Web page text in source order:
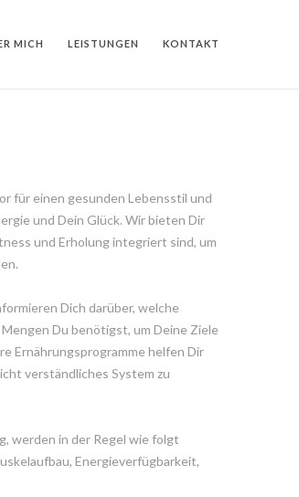
MICH LEISTUNGEN KONTAKT
für einen gesunden Lebensstil und
und Dein Glück. Wir bieten Dir
und Erholung integriert sind, um
Dich darüber, welche
Du benötigst, um Deine Ziele
Ernährungsprogramme helfen Dir
verständliches System zu
werden in der Regel wie folgt
Energieverfügbarkeit,